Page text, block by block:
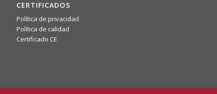
CERTIFICADOS
Política de privacidad
Política de calidad
Certificado CE